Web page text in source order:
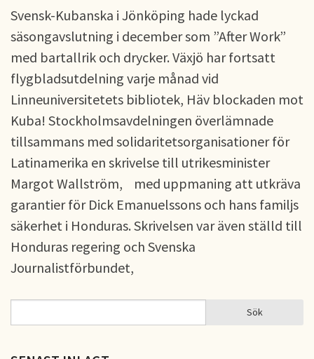
Svensk-Kubanska i Jönköping hade lyckad
säsongavslutning i december som ”After Work”
med bartallrik och drycker. Växjö har fortsatt
flygbladsutdelning varje månad vid
Linneuniversitetets bibliotek, Häv blockaden mot
Kuba! Stockholmsavdelningen överlämnade
tillsammans med solidaritetsorganisationer för
Latinamerika en skrivelse till utrikesminister
Margot Wallström, med uppmaning att utkräva
garantier för Dick Emanuelssons och hans familjs
säkerhet i Honduras. Skrivelsen var även ställd till
Honduras regering och Svenska
Journalistförbundet,
SÖKFORMULÄR Sök